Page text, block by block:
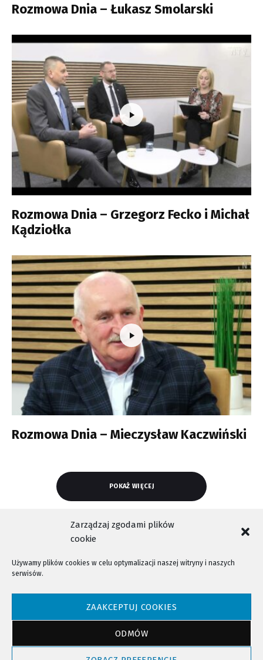
Zarządzaj zgodami plików
cookie
Używamy plików cookies w celu optymalizacji naszej witryny i naszych
serwisów.
ZAAKCEPTUJ COOKIES
ODMÓW
Rozmowa Dnia – Łukasz Smolarski
Rozmowa Dnia – Grzegorz Fecko i Michał
Kądziołka
Rozmowa Dnia – Mieczysław Kaczwiński
POKAŻ WIĘCEJ
NTV - Nasza Telewizja Sądecka © 2023 Wszystkie prawa zastrzeżone!
Powrót do góry